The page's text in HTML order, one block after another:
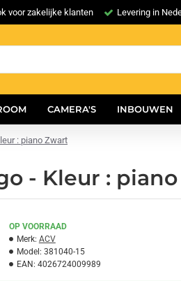
voor zakelijke klanten Levering in
CAMERA'S INBOUWEN
: piano Zwart
- Kleur :
OP VOORRAAD
Merk: ACV
Model: 381040-15
EAN: 4026724009989